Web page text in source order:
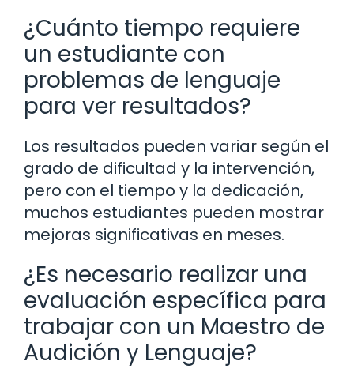
¿Cuánto tiempo requiere
un estudiante con
problemas de lenguaje
para ver resultados?
Los resultados pueden variar según el
grado de dificultad y la intervención,
pero con el tiempo y la dedicación,
muchos estudiantes pueden mostrar
mejoras significativas en meses.
¿Es necesario realizar una
evaluación específica para
trabajar con un Maestro de
Audición y Lenguaje?